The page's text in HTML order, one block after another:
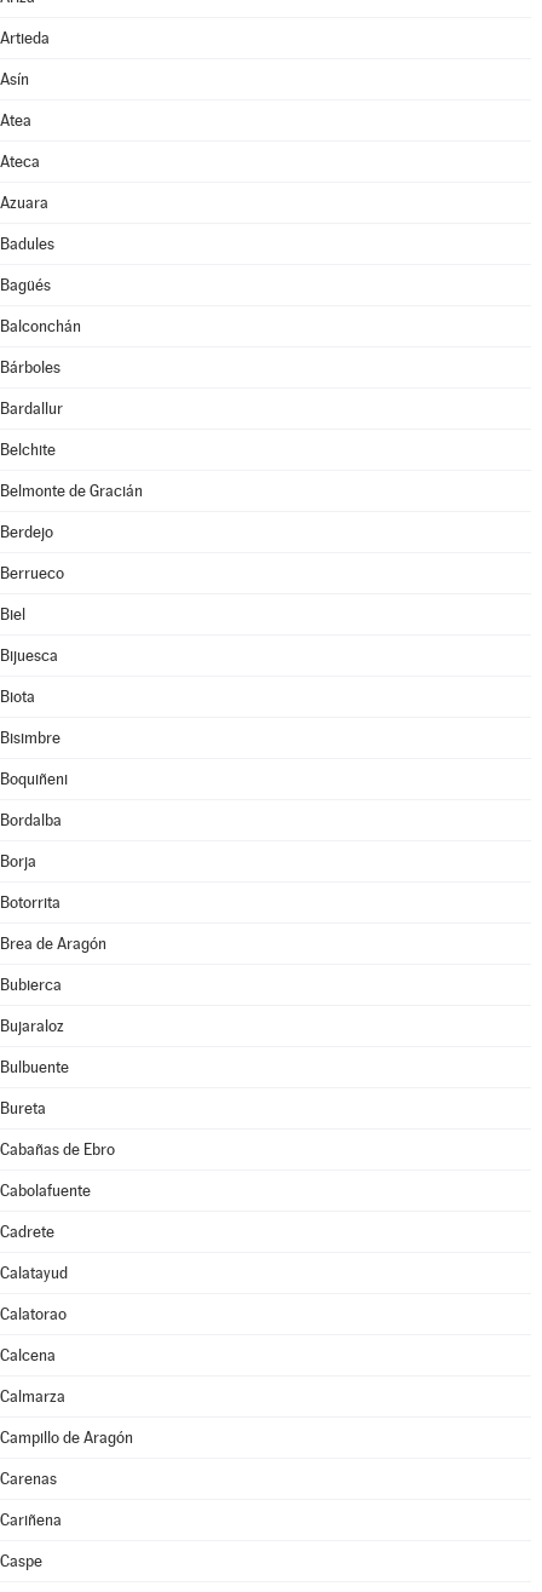
Artieda
Asín
Atea
Ateca
Azuara
Badules
Bagüés
Balconchán
Bárboles
Bardallur
Belchite
Belmonte de Gracián
Berdejo
Berrueco
Biel
Bijuesca
Biota
Bisimbre
Boquiñeni
Bordalba
Borja
Botorrita
Brea de Aragón
Bubierca
Bujaraloz
Bulbuente
Bureta
Cabañas de Ebro
Cabolafuente
Cadrete
Calatayud
Calatorao
Calcena
Calmarza
Campillo de Aragón
Carenas
Cariñena
Caspe